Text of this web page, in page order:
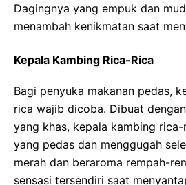
Dagingnya yang empuk dan
menambah kenikmatan saat
Kepala Kambing Rica-Rica
Bagi penyuka makanan pedas,
rica wajib dicoba. Dibuat
yang khas, kepala kambing
yang pedas dan menggugah
merah dan beraroma rempah-
sensasi tersendiri saat